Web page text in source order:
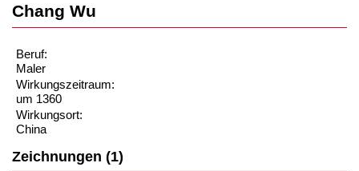
Chang Wu
Beruf:
Maler
Wirkungszeitraum:
um 1360
Wirkungsort:
China
Zeichnungen (1)